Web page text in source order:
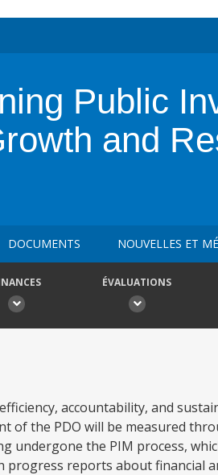
Public
and
DOCUMENTS NOUVELLES ET
ÉVALUATIONS
accountability, and
of the PDO will be measured
undergone the PIM process,
progress reports about financial